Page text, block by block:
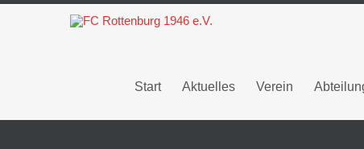
Start Aktuelles Verein